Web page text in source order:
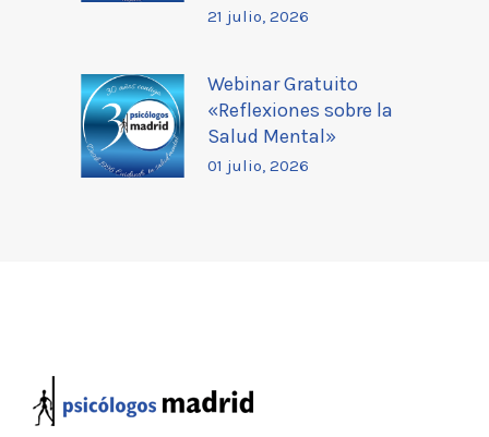
21 julio, 2026
Webinar Gratuito
«Reflexiones sobre la
Salud Mental»
01 julio, 2026